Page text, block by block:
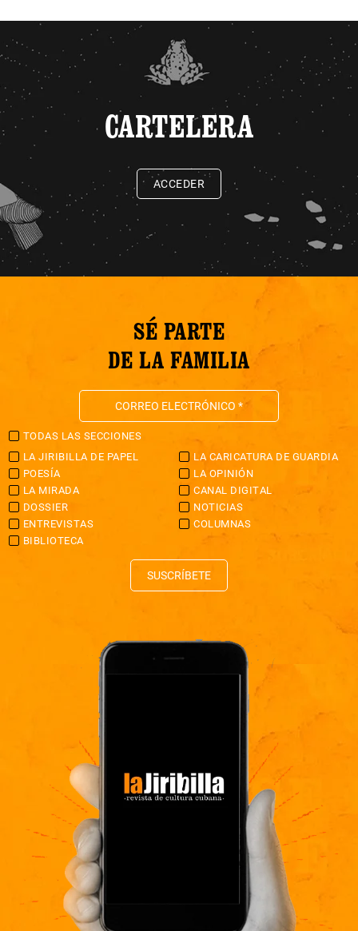
CARTELERA
ACCEDER
SÉ PARTE
DE LA FAMILIA
TODAS LAS SECCIONES
LA JIRIBILLA DE PAPEL
LA CARICATURA DE GUARDIA
POESÍA
LA OPINIÓN
LA MIRADA
CANAL DIGITAL
DOSSIER
NOTICIAS
ENTREVISTAS
COLUMNAS
BIBLIOTECA
SUSCRÍBETE